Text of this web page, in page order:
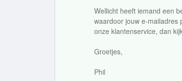
Wellicht heeft iemand een
waardoor jouw e-mailadres
onze klantenservice, dan
Groetjes,
Phil